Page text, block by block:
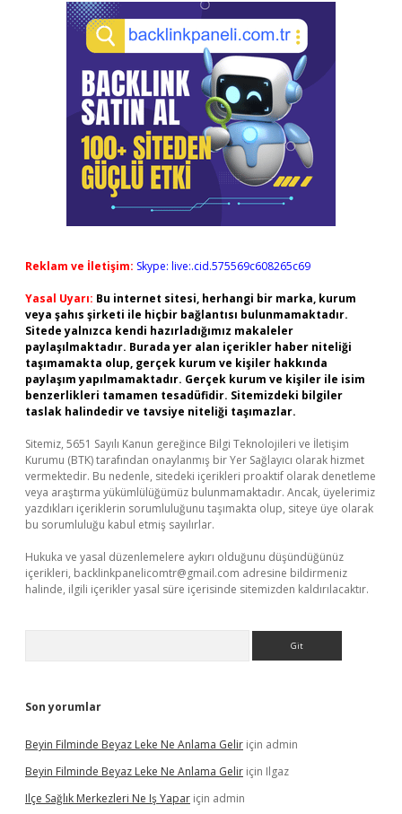
Reklam ve İletişim: Skype: live:.cid.575569c608265c69
Yasal Uyarı: Bu internet sitesi, herhangi bir marka, kurum
veya şahıs şirketi ile hiçbir bağlantısı bulunmamaktadır.
Sitede yalnızca kendi hazırladığımız makaleler
paylaşılmaktadır. Burada yer alan içerikler haber niteliği
taşımamakta olup, gerçek kurum ve kişiler hakkında
paylaşım yapılmamaktadır. Gerçek kurum ve kişiler ile isim
benzerlikleri tamamen tesadüfidir. Sitemizdeki bilgiler
taslak halindedir ve tavsiye niteliği taşımazlar.
Sitemiz, 5651 Sayılı Kanun gereğince Bilgi Teknolojileri ve İletişim
Kurumu (BTK) tarafından onaylanmış bir Yer Sağlayıcı olarak hizmet
vermektedir. Bu nedenle, sitedeki içerikleri proaktif olarak denetleme
veya araştırma yükümlülüğümüz bulunmamaktadır. Ancak, üyelerimiz
yazdıkları içeriklerin sorumluluğunu taşımakta olup, siteye üye olarak
bu sorumluluğu kabul etmiş sayılırlar.
Hukuka ve yasal düzenlemelere aykırı olduğunu düşündüğünüz
içerikleri, backlinkpanelicomtr@gmail.com adresine bildirmeniz
halinde, ilgili içerikler yasal süre içerisinde sitemizden kaldırılacaktır.
Son yorumlar
Beyin Filminde Beyaz Leke Ne Anlama Gelir için admin
Beyin Filminde Beyaz Leke Ne Anlama Gelir için Ilgaz
Ilçe Sağlık Merkezleri Ne Iş Yapar için admin